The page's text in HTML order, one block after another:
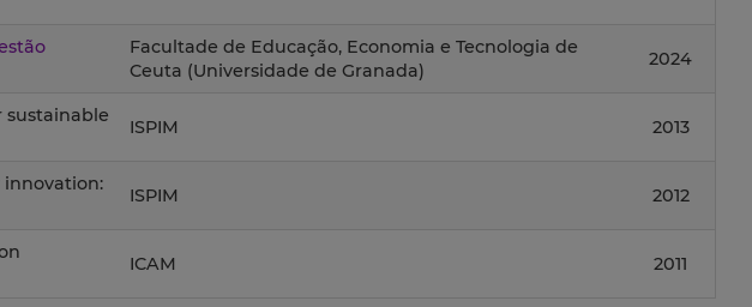
Facultade de Educação, Economia e Tecnologia de
Ceuta (Universidade de Granada)
2024
sustainable
ISPIM 2013
innovation:
ISPIM 2012
ICAM 2011